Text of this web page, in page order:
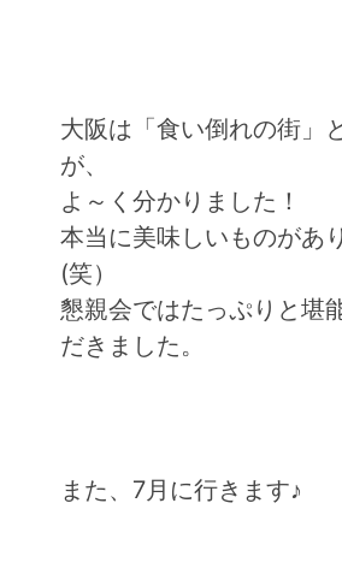
大阪は「食い倒れの街」
が、
よ～く分かりました！
本当に美味しいものがあ
(笑）
懇親会ではたっぷりと堪
だきました。
また、7月に行きます♪